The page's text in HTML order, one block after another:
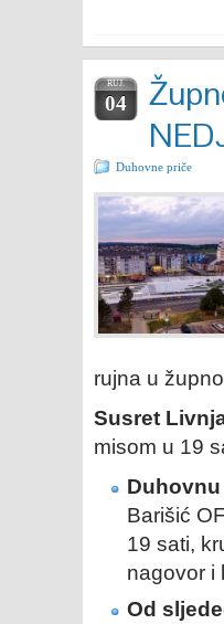
RUJ.
04
Duhovne priče
rujna u
Susret
misom u 19
Barišić
19 sati,
nagovor i
Od